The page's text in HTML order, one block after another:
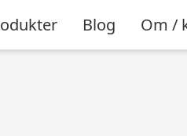
Blog Om /